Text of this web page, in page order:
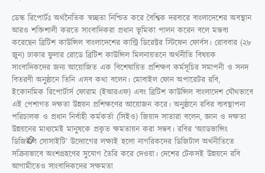
ডেস্ক রিপোর্টঃ অর্থনৈতিক স্বচ্ছতা নিশ্চিত করে বৈশ্বিক দরবারে বাংলাদেশের অবস্থান
আরও শক্তিশালী করতে সাংবাদিকরা প্রধান ভূমিকা পালন করেন বলে মন্তব্য
করেছেন ব্রিটিশ কাউন্সিল বাংলাদেশের কান্ট্রি ডিরেক্টর স্টিফেন ফোর্বস। রোববার (২৮
জুন) ঢাকার ফুলার রোডে ব্রিটিশ কাউন্সিল মিলনায়তনে অর্থনীতি বিষয়ক
সাংবাদিকদের জন্য আয়োজিত এক বিশেষায়িত প্রশিক্ষণ কর্মসূচির সমাপনী ও সনদ
বিতরণী অনুষ্ঠানে তিনি এসব কথা বলেন। মোবাইল ফোন অপারেটর রবি,
ইকোনমিক রিপোর্টার্স ফোরাম (ইআরএফ) এবং ব্রিটিশ কাউন্সিল বাংলাদেশ যৌথভাবে
এই পেশাগত দক্ষতা উন্নয়ন প্রশিক্ষণের আয়োজন করে। অনুষ্ঠানে রবির ব্যবস্থাপনা
পরিচালক ও প্রধান নির্বাহী কর্মকর্তা (সিইও) জিয়াদ সাতারা বলেন, জ্ঞান ও দক্ষতা
উন্নয়নের মাধ্যমেই মানুষকে প্রকৃত ক্ষমতায়ন করা সম্ভব। রবির ‘অ্যাডভান্সিং
ডিজিটাল সোসাইটি’ উদ্যোগের লক্ষ্যই হলো নাগরিকদের ডিজিটাল অর্থনীতিতে
সক্রিয়ভাবে অংশগ্রহণের সুযোগ তৈরি করে দেওয়া। দেশের টেকসই উন্নয়নে রবি
আগামীতেও সাংবাদিকদের সক্ষমতা